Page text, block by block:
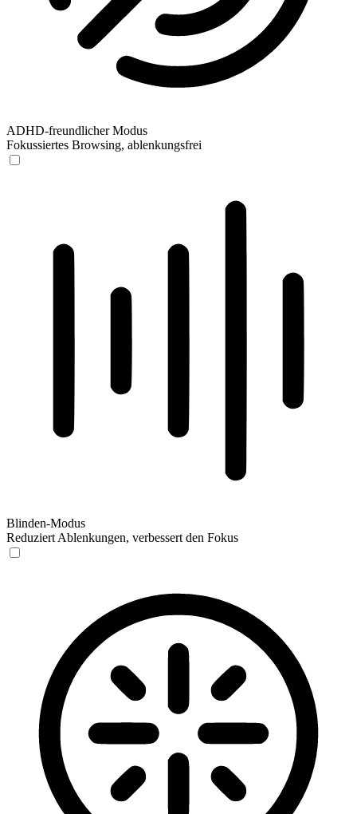
ADHD-freundlicher Modus
Fokussiertes Browsing, ablenkungsfrei
Blinden-Modus
Reduziert Ablenkungen, verbessert den Fokus